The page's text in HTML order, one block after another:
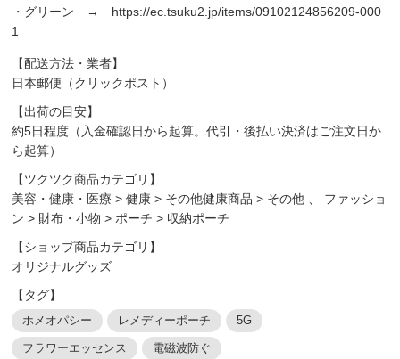
・グリーン → https://ec.tsuku2.jp/items/09102124856209-000
1
【配送方法・業者】
日本郵便（クリックポスト）
【出荷の目安】
約5日程度（入金確認日から起算。代引・後払い決済はご注文日か
ら起算）
【ツクツク商品カテゴリ】
美容・健康・医療 >健康 > その他健康商品 > その他
ファッショ
ン > 財布・小物 > ポーチ > 収納ポーチ
【ショップ商品カテゴリ】
オリジナルグッズ
【タグ】
ホメオパシー レメディーポーチ 5G
フラワーエッセンス 電磁波防ぐ